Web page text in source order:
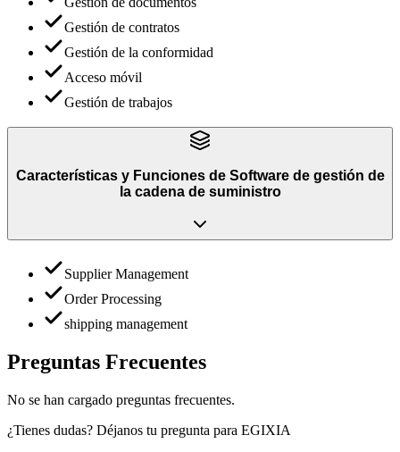
Gestión de contratos
Gestión de la conformidad
Acceso móvil
Gestión de trabajos
Características y Funciones de Software de gestión de
la cadena de suministro
Supplier Management
Order Processing
shipping management
Preguntas Frecuentes
No se han cargado preguntas frecuentes.
¿Tienes dudas? Déjanos tu pregunta para EGIXIA